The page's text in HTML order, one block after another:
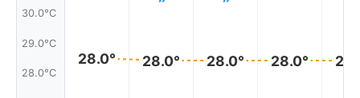
30.0°C
29.0°C
28.0°C
28.0° 28.0° 28.0° 28.0°